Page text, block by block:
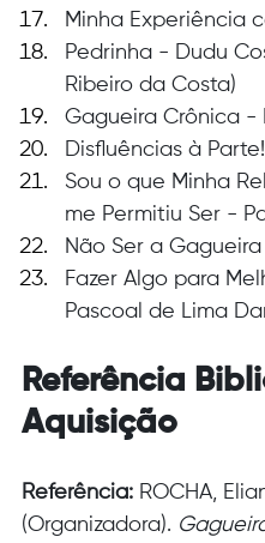
Minha Experiência
Pedrinha - Dudu
Ribeiro da Costa)
Gagueira Crônica -
Disfluências à
Sou o que Minha
me Permitiu Ser -
Não Ser a
Fazer Algo para
Pascoal de Lima
Referência
Aquisição
Referência: ROCHA,
(Organizadora).